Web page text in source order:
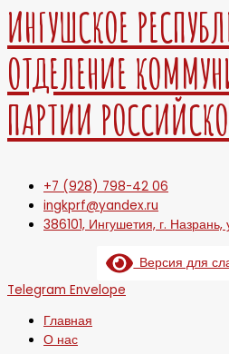
ИНГУШСКОЕ
ОТДЕЛЕНИЕ
ПАРТИИ
+7 (928) 798-42 06
ingkprf@yandex.ru
386101, Ингушетия, г.
Версия для
Telegram Envelope
Главная
О нас